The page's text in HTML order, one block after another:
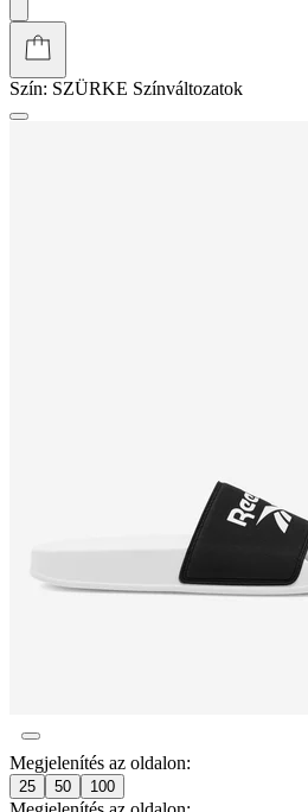
Szín: SZÜRKE Színváltozatok
Megjelenítés az oldalon:
25 50 100